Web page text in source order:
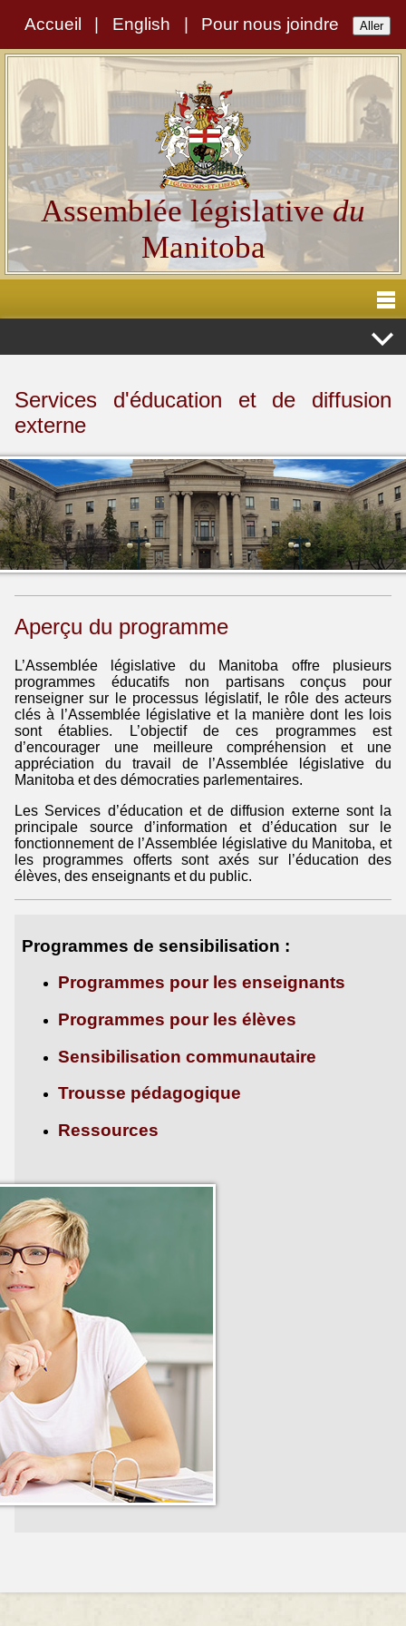
Accueil English Pour nous joindre
Assemblée législativedu
Manitoba
Services d'éducation et de diffusion
externe
Aperçu du programme
L’Assemblée législative du Manitoba offre plusieurs
programmes éducatifs non partisans conçus pour
renseigner sur le processus législatif, le rôle des acteurs
clés à l’Assemblée législative et la manière dont les lois
sont établies. L’objectif de ces programmes est
d’encourager une meilleure compréhension et une
appréciation du travail de l’Assemblée législative du
Manitoba et des démocraties parlementaires.
Les Services d’éducation et de diffusion externe sont la
principale source d’information et d’éducation sur le
fonctionnement de l’Assemblée législative du Manitoba, et
les programmes offerts sont axés sur l’éducation des
élèves, des enseignants et du public.
Programmes de sensibilisation :
Programmes pour les enseignants
Programmes pour les élèves
Sensibilisation communautaire
Trousse pédagogique
Ressources